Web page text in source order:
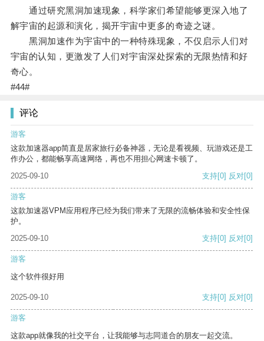
通过研究黑洞加速现象，科学家们希望能够更深入地了
解宇宙的起源和演化，揭开宇宙中更多的奇迹之谜。
黑洞加速作为宇宙中的一种特殊现象，不仅启示人们对
宇宙的认知，更激发了人们对宇宙深处探索的无限热情和好
奇心。
#44#
评论
游客
这款加速器app简直是居家旅行必备神器，无论是看视频、玩游戏还是工
作办公，都能畅享高速网络，再也不用担心网速卡顿了。
2025-09-10
支持[0] 反对[0]
游客
这款加速器VPM应用程序已经为我们带来了无限的流畅体验和安全性保
护。
2025-09-10
支持[0] 反对[0]
游客
这个软件很好用
2025-09-10 支持[0] 反对[0]
游客
这款app就像我的社交平台，让我能够与志同道合的朋友一起交流。